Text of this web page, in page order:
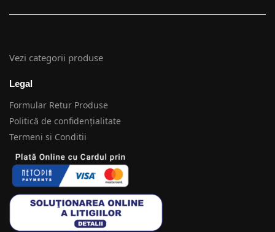
Vezi categorii produse
Legal
Formular Retur Produse
Politică de confidențialitate
Termeni si Conditii